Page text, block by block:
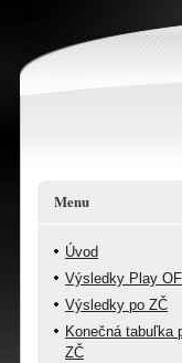
Menu
Úvod
Výsledky Play
Výsledky po ZČ
Konečná tabuľka
ZČ